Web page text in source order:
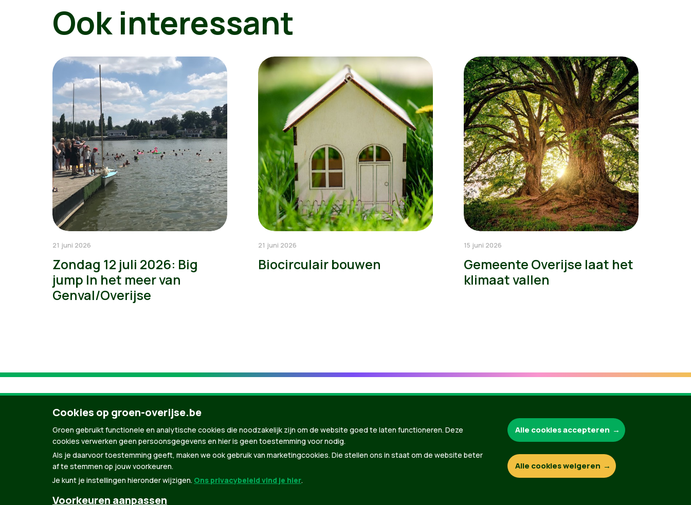
Ook interessant
21 juni 2026
Zondag 12 juli 2026: Big
jump In het meer van
Genval/Overijse
21 juni 2026
Biocirculair bouwen
15 juni 2026
Gemeente Overijse laat het
klimaat vallen
Groen.be
© Copyright Groen 2026 | Gemaakt metNationBuilder| Gebouwd door
Cookies op groen-overijse.be
Groen gebruikt functionele en analytische cookies die noodzakelijk zijn om de website goed te laten functioneren. Deze
cookies verwerken geen persoonsgegevens en hier is geen toestemming voor nodig.
Als je daarvoor toestemming geeft, maken we ook gebruik van marketingcookies. Die stellen ons in staat om de website beter
af te stemmen op jouw voorkeuren.
Je kunt je instellingen hieronder wijzigen. Ons privacybeleid vind je hier.
Voorkeuren aanpassen
Alle cookies accepteren
Alle cookies weigeren